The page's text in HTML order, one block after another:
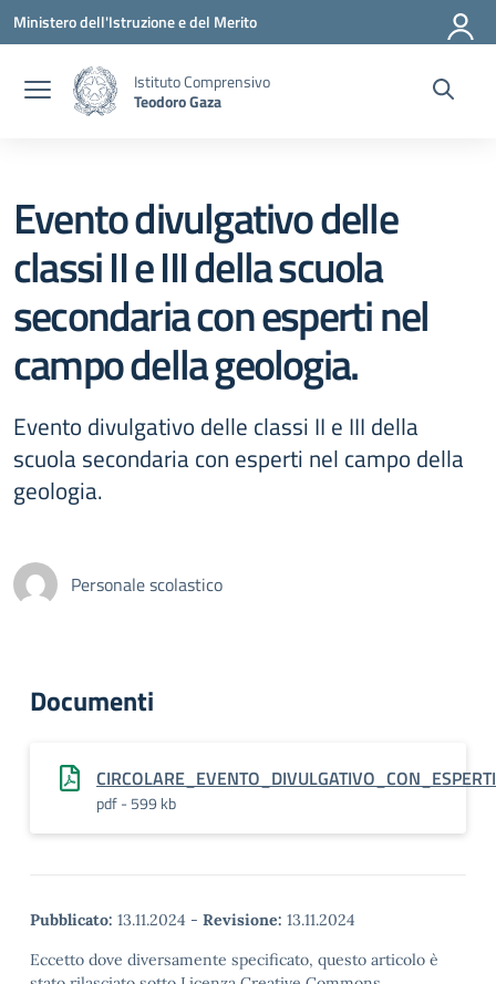
Vai ai contenuti
Vai al menu di navigazione
Vai al footer
Ministero dell'Istruzione e del Merito
Istituto Comprensivo
Teodoro Gaza
Evento divulgativo delle
classi II e III della scuola
secondaria con esperti nel
campo della geologia.
Evento divulgativo delle classi II e III della
scuola secondaria con esperti nel campo della
geologia.
Personale scolastico
Documenti
pdf - 599 kb
Pubblicato: 13.11.2024 - Revisione: 13.11.2024
Eccetto dove diversamente specificato, questo articolo è